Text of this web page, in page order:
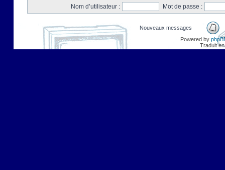
Nom d’utilisateur :
Mot de passe :
Nouveaux messages
Powered by
Traduit